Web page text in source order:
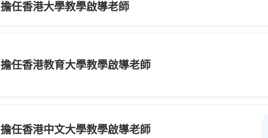
擔任香港大學教學啟導老師
擔任香港教育大學教學啟導老師
擔任香港中文大學教學啟導老師